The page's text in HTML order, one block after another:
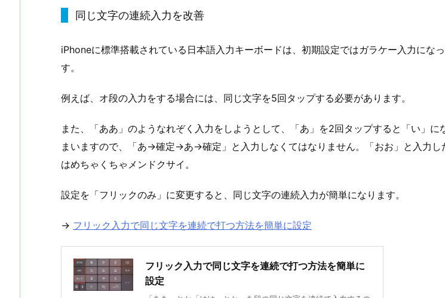
同じ文字の連続入力を改善
iPhoneに標準搭載されている日本語入力キーボードは、初期設定ではガラケー入力にな
す。
例えば、オ段の入力をする場合には、同じ文字を5回タップする必要があります。
また、「ああ」のようなれぞく入力をしようとして、「あ」を2回タップすると「い」に
まいますので、「あ→確定→あ→確定」と入力しなくてはなりません。「おお」と入力し
はめちゃくちゃメンドクサイ。
設定を「フリックのみ」に変更すると、同じ文字の連続入力が簡単になります。
→ フリック入力で同じ文字を連続で打つ方法を簡単に設定
フリック入力で同じ文字を連続で打つ方法を簡単に
設定